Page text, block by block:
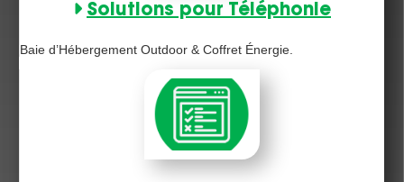
Solutions pour Téléphonie
Baie d’Hébergement Outdoor & Coffret Énergie.